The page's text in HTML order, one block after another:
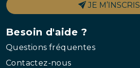
Besoin d'aide ?
Questions fréquentes
Contactez-nous
JE M’INSCRIS